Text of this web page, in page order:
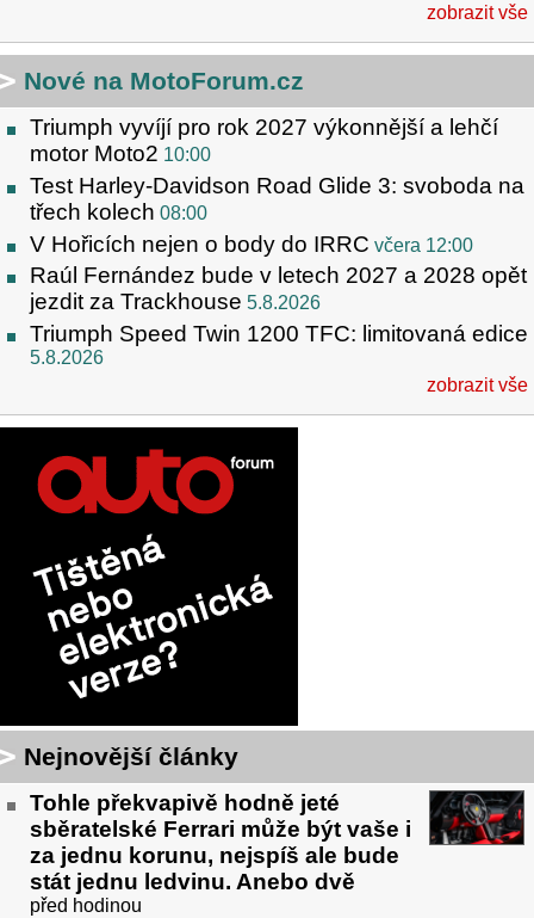
zobrazit vše
Nové na MotoForum.cz
Triumph vyvíjí pro rok 2027 výkonnější a lehčí
motor Moto2 10:00
Test Harley-Davidson Road Glide 3: svoboda na
třech kolech 08:00
V Hořicích nejen o body do IRRC včera 12:00
Raúl Fernández bude v letech 2027 a 2028 opět
jezdit za Trackhouse 5.8.2026
Triumph Speed Twin 1200 TFC: limitovaná edice
5.8.2026
zobrazit vše
Nejnovější články
Tohle překvapivě hodně jeté
sběratelské Ferrari může být vaše i
za jednu korunu, nejspíš ale bude
stát jednu ledvinu. Anebo dvě
před hodinou